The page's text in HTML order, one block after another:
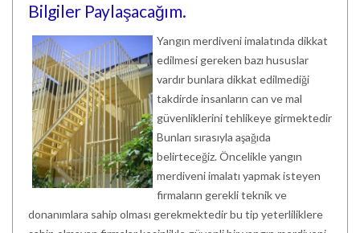
Bilgiler Paylaşacağım.
Yangın merdiveni imalatında dikkat
edilmesi gereken bazı hususlar
vardır bunlara dikkat edilmediği
takdirde insanların can ve mal
güvenliklerini tehlikeye girmektedir
Bunları sırasıyla aşağıda
belirteceğiz. Öncelikle yangın
merdiveni imalatı yapmak isteyen
firmaların gerekli teknik ve
donanımlara sahip olması gerekmektedir bu tip yeterliliklere